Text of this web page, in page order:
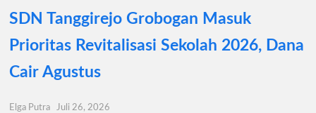
SDN Tanggirejo Grobogan Masuk
Prioritas Revitalisasi Sekolah 2026, Dana
Cair Agustus
Elga Putra Juli 26, 2026